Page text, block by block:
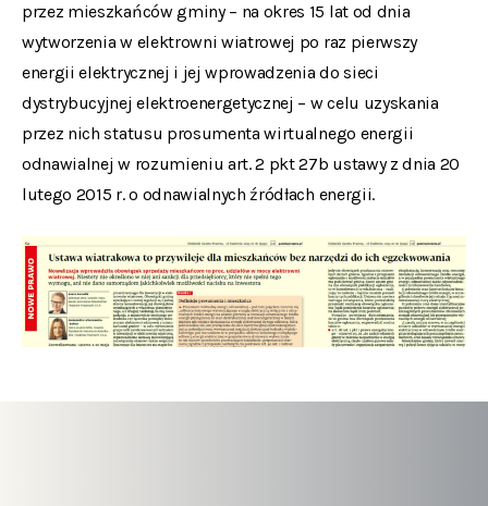
przez mieszkańców gminy – na okres 15 lat od dnia
wytworzenia w elektrowni wiatrowej po raz pierwszy
energii elektrycznej i jej wprowadzenia do sieci
dystrybucyjnej elektroenergetycznej – w celu uzyskania
przez nich statusu prosumenta wirtualnego energii
odnawialnej w rozumieniu art. 2 pkt 27b ustawy z dnia 20
lutego 2015 r. o odnawialnych źródłach energii.